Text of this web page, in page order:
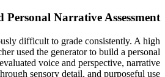
Narrative Assessment
difficult to grade consistently. A high
used the generator to build a personal
voice and perspective, narrative
sensory detail, and purposeful use